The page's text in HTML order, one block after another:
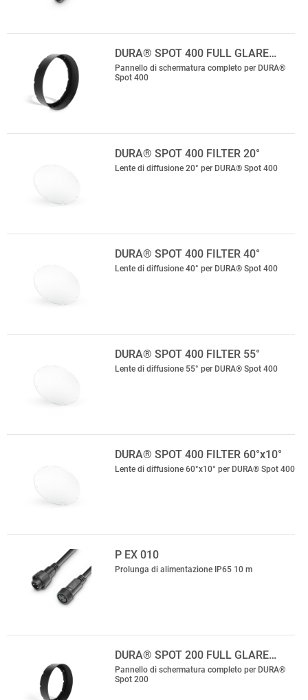
DURA® SPOT 400 FULL GLARE…
Pannello di schermatura completo per DURA®
Spot 400
DURA® SPOT 400 FILTER 20°
Lente di diffusione 20° per DURA® Spot 400
DURA® SPOT 400 FILTER 40°
Lente di diffusione 40° per DURA® Spot 400
DURA® SPOT 400 FILTER 55°
Lente di diffusione 55° per DURA® Spot 400
DURA® SPOT 400 FILTER 60°x10°
Lente di diffusione 60°x10° per DURA® Spot 400
P EX 010
Prolunga di alimentazione IP65 10 m
DURA® SPOT 200 FULL GLARE…
Pannello di schermatura completo per DURA®
Spot 200